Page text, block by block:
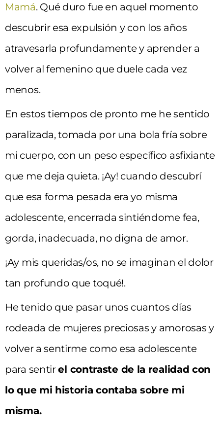
Mamá. Qué duro fue en aquel momento
descubrir esa expulsión y con los años
atravesarla profundamente y aprender a
volver al femenino que duele cada vez
menos.
En estos tiempos de pronto me he sentido
paralizada, tomada por una bola fría sobre
mi cuerpo, con un peso específico asfixiante
que me deja quieta. ¡Ay! cuando descubrí
que esa forma pesada era yo misma
adolescente, encerrada sintiéndome fea,
gorda, inadecuada, no digna de amor.
¡Ay mis queridas/os, no se imaginan el dolor
tan profundo que toqué!.
He tenido que pasar unos cuantos días
rodeada de mujeres preciosas y amorosas y
volver a sentirme como esa adolescente
para sentirel contraste de la realidad con
lo que mi historia contaba sobre mi
misma.